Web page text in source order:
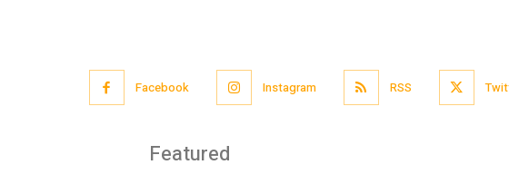
Facebook Instagram RSS
Featured